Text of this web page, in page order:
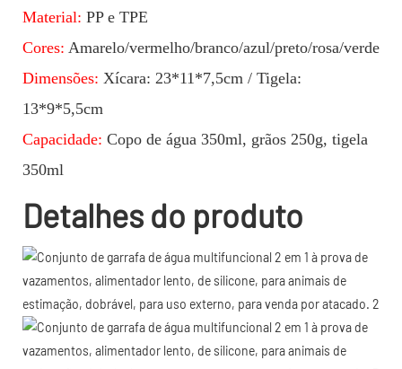
Material: PP e TPE
Cores: Amarelo/vermelho/branco/azul/preto/rosa/verde
Dimensões: Xícara: 23*11*7,5cm / Tigela:
13*9*5,5cm
Capacidade: Copo de água 350ml, grãos 250g, tigela
350ml
Detalhes do produto